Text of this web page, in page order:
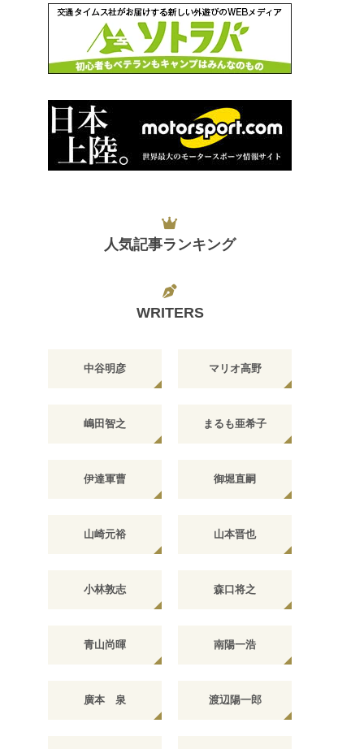
人気記事ランキング
WRITERS
中谷明彦 マリオ高野
嶋田智之 まるも亜希子
伊達軍曹 御堀直嗣
山崎元裕 山本晋也
小林敦志 森口将之
青山尚暉 南陽一浩
廣本 泉 渡辺陽一郎